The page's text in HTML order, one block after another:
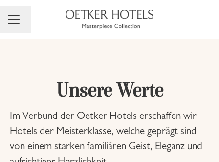
Karrieremenü
Sprache ändern
Unsere Werte
Im Verbund der Oetker Hotels erschaffen wir
Hotels der Meisterklasse, welche geprägt sind
von einem starken familiären Geist, Eleganz und